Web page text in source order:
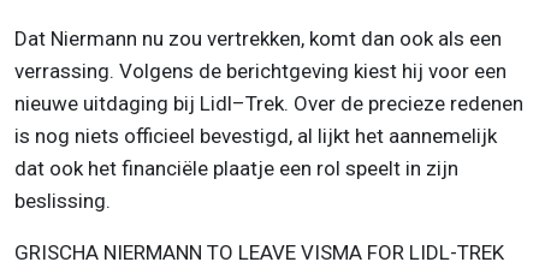
Dat Niermann nu zou vertrekken, komt dan ook als een
verrassing. Volgens de berichtgeving kiest hij voor een
nieuwe uitdaging bij Lidl–Trek. Over de precieze redenen
is nog niets officieel bevestigd, al lijkt het aannemelijk
dat ook het financiële plaatje een rol speelt in zijn
beslissing.
GRISCHA NIERMANN TO LEAVE VISMA FOR LIDL-TREK